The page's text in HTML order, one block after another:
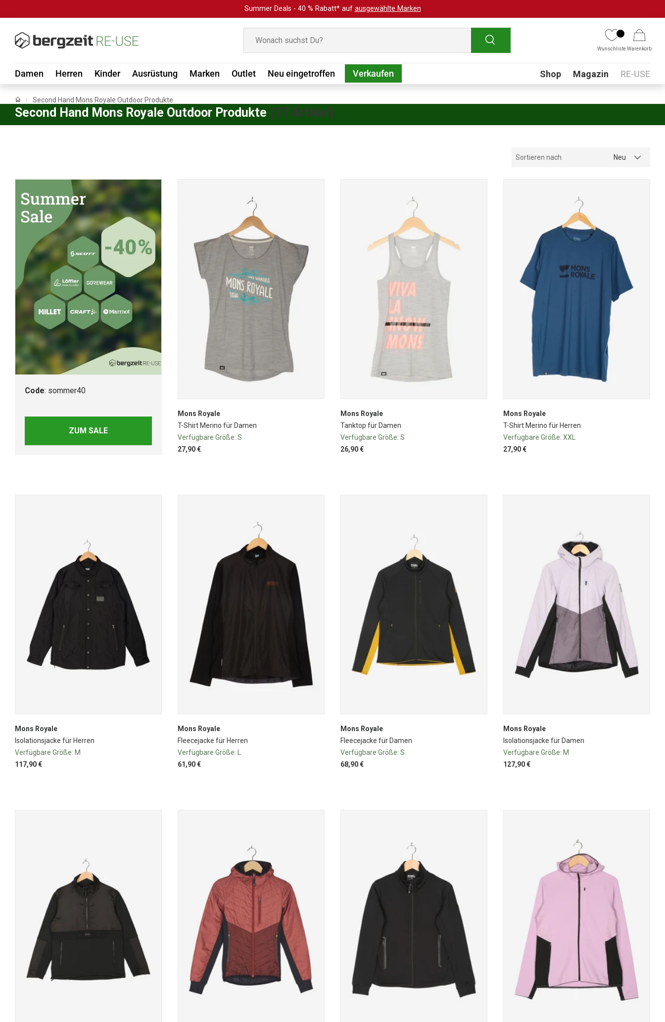
Summer Deals - 40 % Rabatt* auf ausgewählte Marken
Suchen
WunschlisteWarenkorb
Damen Herren Kinder Ausrüstung Marken Outlet Neu eingetroffen Verkaufen Submenu
Shop Magazin RE-USE
Second Hand Mons Royale Outdoor Produkte
Second Hand Mons Royale Outdoor Produkte (17 Artikel)
Sortieren nach Neu
Code: sommer40
ZUM SALE
Mons Royale
T-Shirt Merino für Damen
Verfügbare Größe: S
27,90 €
Mons Royale
Tanktop für Damen
Verfügbare Größe: S
26,90 €
Mons Royale
T-Shirt Merino für Herren
Verfügbare Größe: XXL
27,90 €
Mons Royale
Isolationsjacke für Herren
Verfügbare Größe: M
117,90 €
Mons Royale
Fleecejacke für Herren
Verfügbare Größe: L
61,90 €
Mons Royale
Fleecejacke für Damen
Verfügbare Größe: S
68,90 €
Mons Royale
Isolationsjacke für Damen
Verfügbare Größe: M
127,90 €